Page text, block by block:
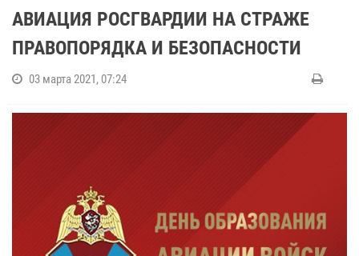
АВИАЦИЯ РОСГВАРДИИ НА СТРАЖЕ
ПРАВОПОРЯДКА И БЕЗОПАСНОСТИ
03 марта 2021, 07:24